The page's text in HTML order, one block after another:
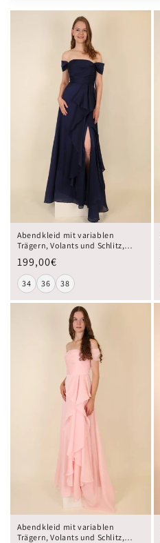
Abendkleid mit variablen
Trägern, Volants und Schlitz,
199,00€
34 36 38
Abendkleid mit variablen
Trägern, Volants und Schlitz,